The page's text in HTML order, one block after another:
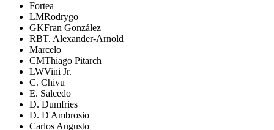
Fortea
LMRodrygo
GKFran González
RBT. Alexander-Arnold
Marcelo
CMThiago Pitarch
LWVini Jr.
C. Chivu
E. Salcedo
D. Dumfries
D. D'Ambrosio
Carlos Augusto